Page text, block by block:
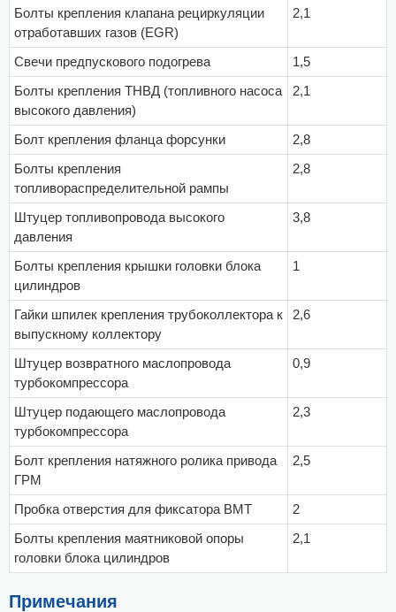
Болты крепления клапана рециркуляции
отработавших газов (EGR)
2,1
Свечи предпускового подогрева
1,5
Болты крепления ТНВД (топливного насоса
высокого давления)
2,1
Болт крепления фланца форсунки
2,8
Болты крепления
топливораспределительной рампы
2,8
Штуцер топливопровода высокого
давления
3,8
Болты крепления крышки головки блока
цилиндров
1
Гайки шпилек крепления трубоколлектора к
выпускному коллектору
2,6
Штуцер возвратного маслопровода
турбокомпрессора
0,9
Штуцер подающего маслопровода
турбокомпрессора
2,3
Болт крепления натяжного ролика привода
ГРМ
2,5
Пробка отверстия для фиксатора ВМТ
2
Болты крепления маятниковой опоры
головки блока цилиндров
2,1
Примечания